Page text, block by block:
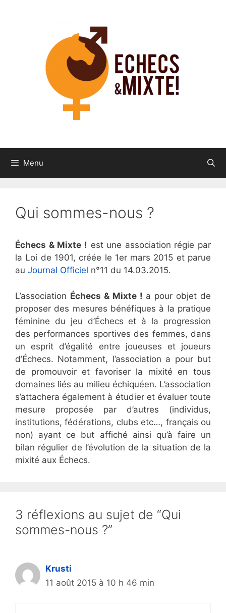
Menu
Qui sommes-nous ?
Échecs & Mixte ! est une association régie par
la Loi de 1901, créée le 1er mars 2015 et parue
au Journal Officiel n°11 du 14.03.2015.
L’association Échecs & Mixte ! a pour objet de
proposer des mesures bénéfiques à la pratique
féminine du jeu d’Échecs et à la progression
des performances sportives des femmes, dans
un esprit d’égalité entre joueuses et joueurs
d’Échecs. Notamment, l’association a pour but
de promouvoir et favoriser la mixité en tous
domaines liés au milieu échiquéen. L’association
s’attachera également à étudier et évaluer toute
mesure proposée par d’autres (individus,
institutions, fédérations, clubs etc…, français ou
non) ayant ce but affiché ainsi qu’à faire un
bilan régulier de l’évolution de la situation de la
mixité aux Échecs.
3 réflexions au sujet de “Qui
sommes-nous ?”
Krusti
11 août 2015 à 10 h 46 min